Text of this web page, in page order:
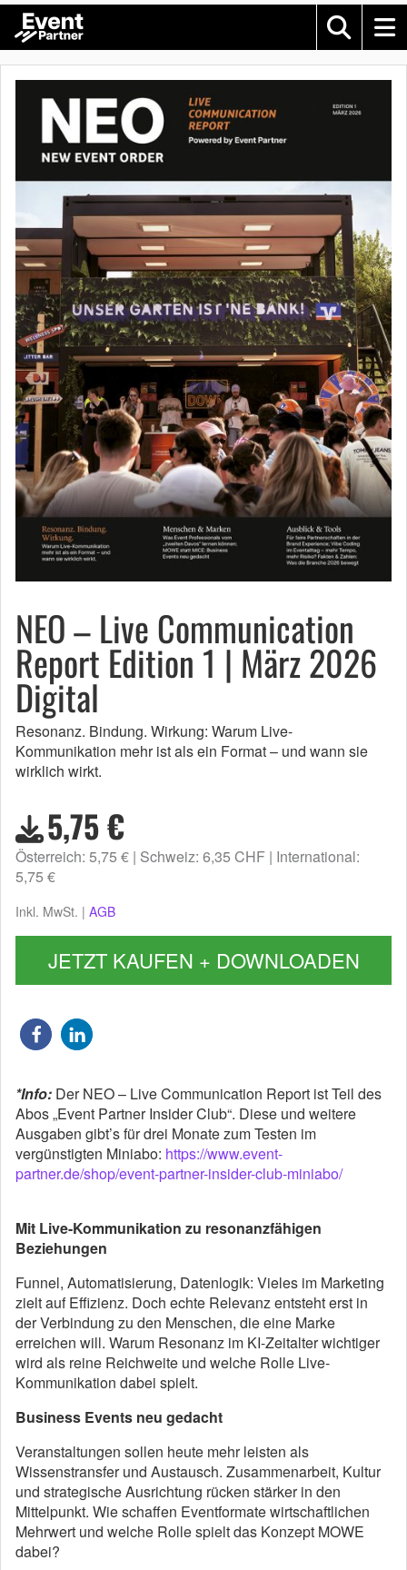
NEO – Live Communication
Report Edition 1 | März 2026
Digital
Resonanz. Bindung. Wirkung: Warum Live-
Kommunikation mehr ist als ein Format – und wann sie
wirklich wirkt.
5,75 €
Österreich: 5,75 € Schweiz: 6,35 CHF International:
5,75 €
Inkl. MwSt. | AGB
JETZT KAUFEN + DOWNLOADEN
*Info: Der NEO – Live Communication Report ist Teil des
Abos „Event Partner Insider Club“. Diese und weitere
Ausgaben gibt’s für drei Monate zum Testen im
vergünstigten Miniabo: https://www.event-
partner.de/shop/event-partner-insider-club-miniabo/
Mit Live-Kommunikation zu resonanzfähigen
Beziehungen
Funnel, Automatisierung, Datenlogik: Vieles im Marketing
zielt auf Effizienz. Doch echte Relevanz entsteht erst in
der Verbindung zu den Menschen, die eine Marke
erreichen will. Warum Resonanz im KI-Zeitalter wichtiger
wird als reine Reichweite und welche Rolle Live-
Kommunikation dabei spielt.
Business Events neu gedacht
Veranstaltungen sollen heute mehr leisten als
Wissenstransfer und Austausch. Zusammenarbeit, Kultur
und strategische Ausrichtung rücken stärker in den
Mittelpunkt. Wie schaffen Eventformate wirtschaftlichen
Mehrwert und welche Rolle spielt das Konzept MOWE
dabei?